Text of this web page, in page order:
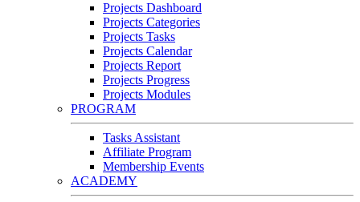
Projects Dashboard
Projects Categories
Projects Tasks
Projects Calendar
Projects Report
Projects Progress
Projects Modules
PROGRAM
Tasks Assistant
Affiliate Program
Membership Events
ACADEMY